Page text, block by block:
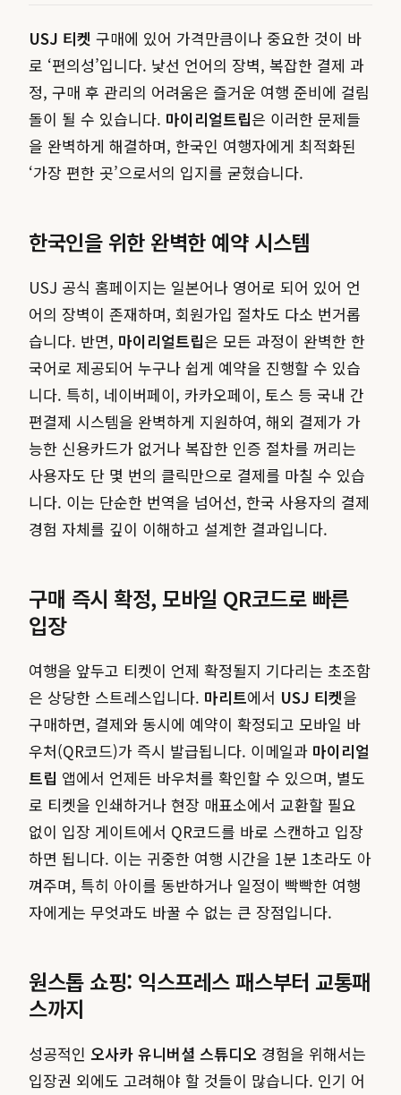
USJ 티켓 구매에 있어 가격만큼이나 중요한 것이 바
로 ‘편의성’입니다. 낯선 언어의 장벽, 복잡한 결제 과
정, 구매 후 관리의 어려움은 즐거운 여행 준비에 걸림
돌이 될 수 있습니다. 마이리얼트립은 이러한 문제들
을 완벽하게 해결하며, 한국인 여행자에게 최적화된
‘가장 편한 곳’으로서의 입지를 굳혔습니다.
한국인을 위한 완벽한 예약 시스템
USJ 공식 홈페이지는 일본어나 영어로 되어 있어 언
어의 장벽이 존재하며, 회원가입 절차도 다소 번거롭
습니다. 반면, 마이리얼트립은 모든 과정이 완벽한 한
국어로 제공되어 누구나 쉽게 예약을 진행할 수 있습
니다. 특히, 네이버페이, 카카오페이, 토스 등 국내 간
편결제 시스템을 완벽하게 지원하여, 해외 결제가 가
능한 신용카드가 없거나 복잡한 인증 절차를 꺼리는
사용자도 단 몇 번의 클릭만으로 결제를 마칠 수 있습
니다. 이는 단순한 번역을 넘어선, 한국 사용자의 결제
경험 자체를 깊이 이해하고 설계한 결과입니다.
구매 즉시 확정, 모바일 QR코드로 빠른
입장
여행을 앞두고 티켓이 언제 확정될지 기다리는 초조함
은 상당한 스트레스입니다. 마리트에서 USJ 티켓을
구매하면, 결제와 동시에 예약이 확정되고 모바일 바
우처(QR코드)가 즉시 발급됩니다. 이메일과 마이리얼
트립 앱에서 언제든 바우처를 확인할 수 있으며, 별도
로 티켓을 인쇄하거나 현장 매표소에서 교환할 필요
없이 입장 게이트에서 QR코드를 바로 스캔하고 입장
하면 됩니다. 이는 귀중한 여행 시간을 1분 1초라도 아
껴주며, 특히 아이를 동반하거나 일정이 빡빡한 여행
자에게는 무엇과도 바꿀 수 없는 큰 장점입니다.
원스톱 쇼핑: 익스프레스 패스부터 교통패
스까지
성공적인 오사카 유니버셜 스튜디오 경험을 위해서는
입장권 외에도 고려해야 할 것들이 많습니다. 인기 어